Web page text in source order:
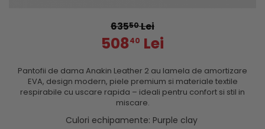
63550Lei
50840 Lei
Pantofii de dama Anakin Leather 2 au lamela de amortizare
EVA, design modern, piele premium si materiale textile
respirabile cu uscare rapida – ideali pentru confort si stil in
miscare.
Culori echipamente: Purple clay